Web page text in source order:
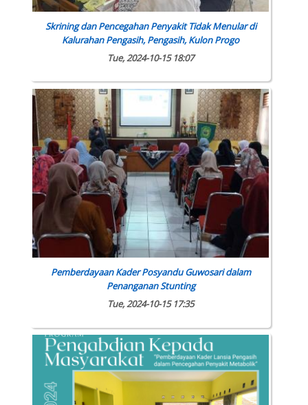
Skrining dan Pencegahan Penyakit Tidak Menular di
Kalurahan Pengasih, Pengasih, Kulon Progo
Tue, 2024-10-15 18:07
Pemberdayaan Kader Posyandu Guwosari dalam
Penanganan Stunting
Tue, 2024-10-15 17:35